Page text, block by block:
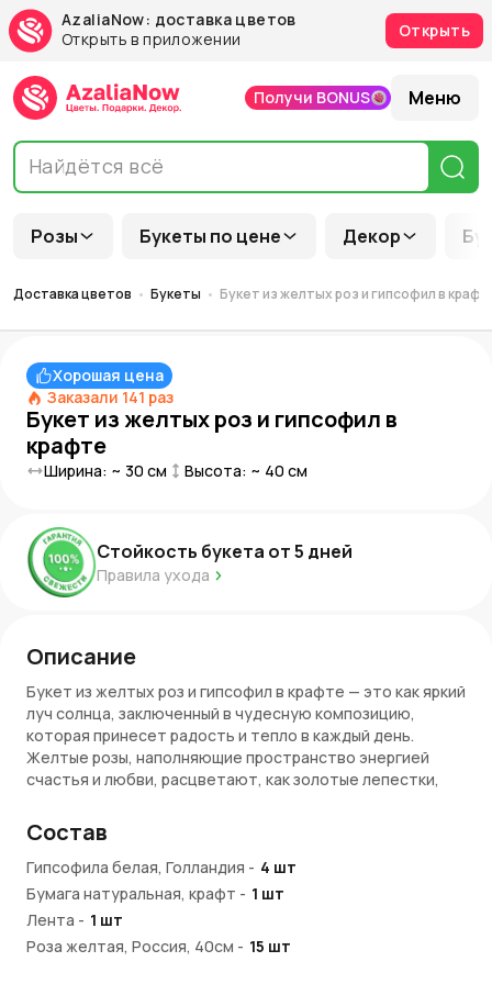
AzaliaNow: доставка цветов
Открыть в приложении
Открыть
Розы Букеты по цене Декор
Получи BONUS Меню
Доставка цветов Букеты Букет из желтых роз и гипсофил в
Хорошая цена
Заказали 141 раз
Букет из желтых роз и гипсофил в
крафте
Ширина: ~ 30 см Высота: ~ 40 см
Стойкость букета от5 дней
Правила ухода
Описание
Букет из желтых роз и гипсофил в крафте — это как яркий
луч солнца, заключенный в чудесную композицию,
которая принесет радость и тепло в каждый день.
Желтые розы, наполняющие пространство энергией
счастья и любви, расцветают, как золотые лепестки,
Гипсофилы, словно хрупкие облака, добавляют легкости
и воздушности, превращая букет в настоящую сказку.
Крафтовая упаковка дарит букету еще большую
естественность и гармонию с природой, придавая ему
особую атмосферу простоты и красоты. Этот букет —
настоящее волшебство, которое наполнит
Состав
Гипсофила белая, Голландия - 4 шт
Бумага натуральная, крафт - 1 шт
Лента - 1 шт
Роза желтая, Россия, 40см - 15 шт